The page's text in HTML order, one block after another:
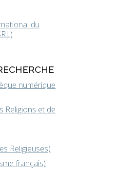
du
numérique
Religions et de
Religieuses)
français)